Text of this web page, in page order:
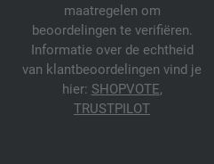
maatregelen om
beoordelingen te verifiëren.
Informatie over de echtheid
van klantbeoordelingen vind je
hier: SHOPVOTE,
TRUSTPILOT